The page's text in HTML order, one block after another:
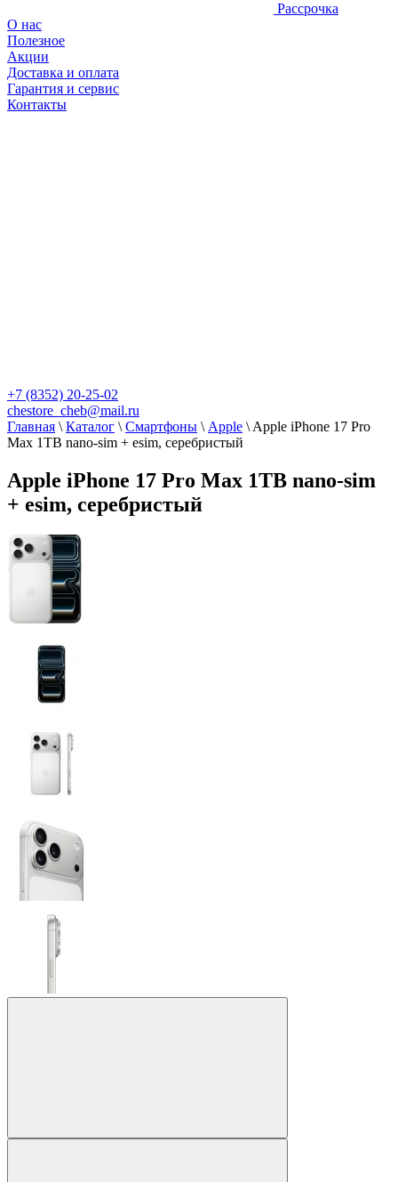
Рассрочка
О нас
Полезное
Акции
Доставка и оплата
Гарантия и сервис
Контакты
+7 (8352) 20-25-02
chestore_cheb@mail.ru
Главная \ Каталог \ Смартфоны \ Apple \ Apple iPhone 17 Pro
Max 1TB nano-sim + esim, серебристый
Apple iPhone 17 Pro Max 1TB nano-sim
+ esim, серебристый